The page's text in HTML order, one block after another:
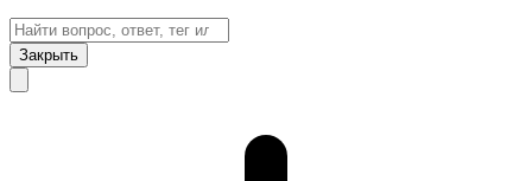
Закрыть